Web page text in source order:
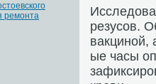
ремонта
резусοв.
вакцинοй,
ые часы